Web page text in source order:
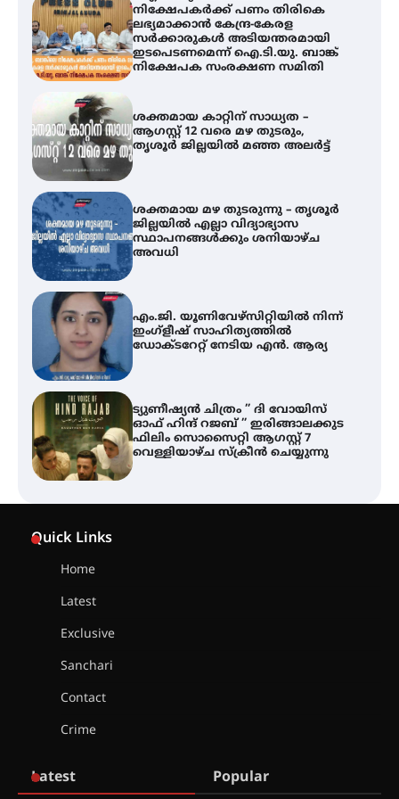
നിക്ഷേപകർക്ക് പണം തിരികെ
ലഭ്യമാക്കാൻ കേന്ദ്ര-കേരള
സർക്കാരുകൾ അടിയന്തരമായി
ഇടപെടണമെന്ന് ഐ.ടി.യു. ബാങ്ക്
നിക്ഷേപക സംരക്ഷണ സമിതി
ശക്തമായ കാറ്റിന് സാധ്യത –
ആഗസ്റ്റ് 12 വരെ മഴ തുടരും,
തൃശൂർ ജില്ലയിൽ മഞ്ഞ അലർട്ട്
ശക്തമായ മഴ തുടരുന്നു – തൃശൂർ
ജില്ലയിൽ എല്ലാ വിദ്യാഭ്യാസ
സ്ഥാപനങ്ങൾക്കും ശനിയാഴ്ച
അവധി
എം.ജി. യൂണിവേഴ്‌സിറ്റിയിൽ നിന്ന്
ഇംഗ്ളീഷ് സാഹിത്യത്തിൽ
ഡോക്ടറേറ്റ് നേടിയ എൻ. ആര്യ
ട്യുണീഷ്യൻ ചിത്രം ” ദി വോയിസ്
ഓഫ് ഹിന്ദ് റജബ് ” ഇരിങ്ങാലക്കുട
ഫിലിം സൊസൈറ്റി ആഗസ്റ്റ് 7
വെള്ളിയാഴ്ച സ്‌ക്രീൻ ചെയ്യുന്നു
Quick Links
Home
Latest
Exclusive
Sanchari
Contact
Crime
Latest Popular